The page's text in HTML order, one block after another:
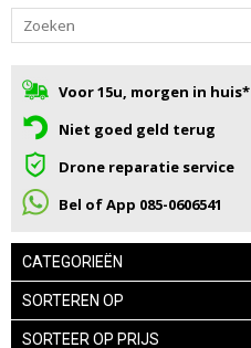
Voor 15u, morgen in huis*
Niet goed geld terug
Drone reparatie service
Bel of App 085-0606541
CATEGORIEËN
SORTEREN OP
SORTEER OP PRIJS